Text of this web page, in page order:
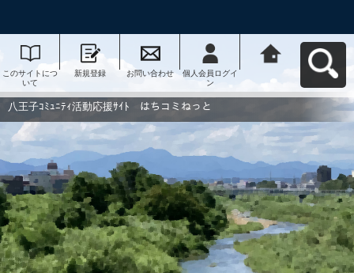
このサイトにつ
いて
新規登録 お問い合わせ
個人会員ログイ
ン
動応援ｻｲﾄ はち
コミねっとへ戻
八王子ｺﾐｭﾆﾃｨ活動応援ｻｲﾄ はちコミねっと